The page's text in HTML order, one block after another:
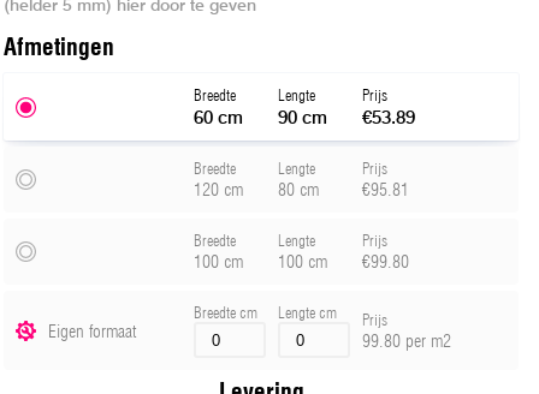
(helder 5 mm) hier door te geven
Afmetingen
Breedte
60 cm
Lengte
90 cm
Prijs
€53.89
Breedte
120 cm
Lengte
80 cm
Prijs
€95.81
Breedte
100 cm
Lengte
100 cm
Prijs
€99.80
Eigen formaat
Breedte cm Lengte cm Prijs
99.80 per m2